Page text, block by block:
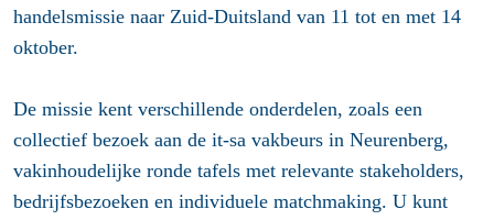
handelsmissie naar Zuid-Duitsland van 11 tot en met 14
oktober.
De missie kent verschillende onderdelen, zoals een
collectief bezoek aan de it-sa vakbeurs in Neurenberg,
vakinhoudelijke ronde tafels met relevante stakeholders,
bedrijfsbezoeken en individuele matchmaking. U kunt